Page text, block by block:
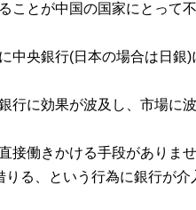
ことが中国の国家にとって
中央銀行(日本の場合は日銀)
行に効果が波及し、市場に
接働きかける手段がありませ
る、という行為に銀行が介